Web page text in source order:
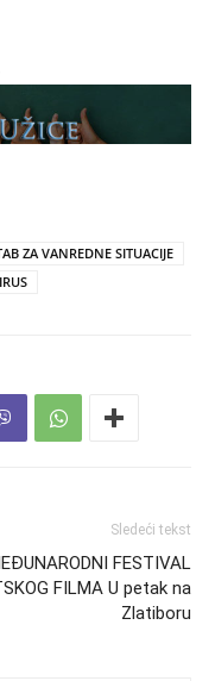
ZA VANREDNE SITUACIJE
Sledeći tekst
FESTIVAL
FILMA U petak na
Zlatiboru